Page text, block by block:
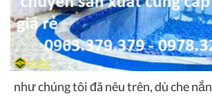
như chúng tôi đã nêu trên, dù che